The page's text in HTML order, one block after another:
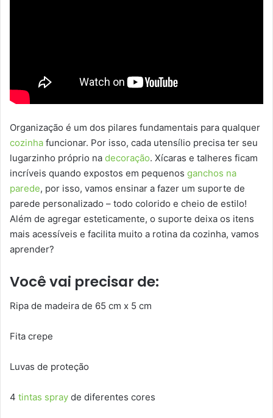
Organização é um dos pilares fundamentais para qualquer
cozinha funcionar. Por isso, cada utensílio precisa ter seu
lugarzinho próprio na decoração. Xícaras e talheres ficam
incríveis quando expostos em pequenos ganchos na
parede, por isso, vamos ensinar a fazer um suporte de
parede personalizado – todo colorido e cheio de estilo!
Além de agregar esteticamente, o suporte deixa os itens
mais acessíveis e facilita muito a rotina da cozinha, vamos
aprender?
Você vai precisar de:
Ripa de madeira de 65 cm x 5 cm
Fita crepe
Luvas de proteção
4 tintas spray de diferentes cores